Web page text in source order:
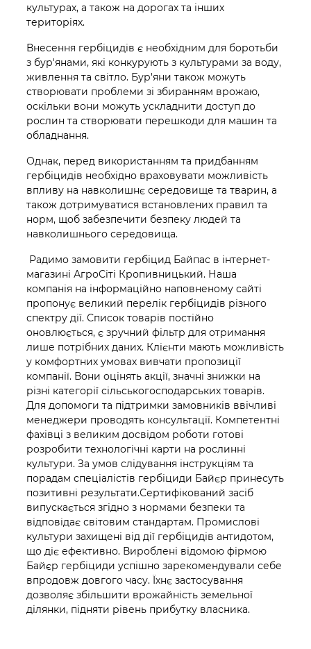
культурах, а також на дорогах та інших
територіях.
Внесення гербіцидів є необхідним для боротьби
з бур'янами, які конкурують з культурами за воду,
живлення та світло. Бур'яни також можуть
створювати проблеми зі збиранням врожаю,
оскільки вони можуть ускладнити доступ до
рослин та створювати перешкоди для машин та
обладнання.
Однак, перед використанням та придбанням
гербіцидів необхідно враховувати можливість
впливу на навколишнє середовище та тварин, а
також дотримуватися встановлених правил та
норм, щоб забезпечити безпеку людей та
навколишнього середовища.
Радимо замовити гербіцид Байпас в інтернет-
магазині АгроСіті Кропивницький. Наша
компанія на інформаційно наповненому сайті
пропонує великий перелік гербіцидів різного
спектру дії. Список товарів постійно
оновлюється, є зручний фільтр для отримання
лише потрібних даних. Клієнти мають можливість
у комфортних умовах вивчати пропозиції
компанії. Вони оцінять акції, значні знижки на
різні категорії сільськогосподарських товарів.
Для допомоги та підтримки замовників ввічливі
менеджери проводять консультації. Компетентні
фахівці з великим досвідом роботи готові
розробити технологічні карти на рослинні
культури. За умов слідування інструкціям та
порадам спеціалістів гербіциди Байєр принесуть
позитивні результати.Сертифікований засіб
випускається згідно з нормами безпеки та
відповідає світовим стандартам. Промислові
культури захищені від дії гербіцидів антидотом,
що діє ефективно. Вироблені відомою фірмою
Байєр гербіциди успішно зарекомендували себе
впродовж довгого часу. Їхнє застосування
дозволяє збільшити врожайність земельної
ділянки, підняти рівень прибутку власника.